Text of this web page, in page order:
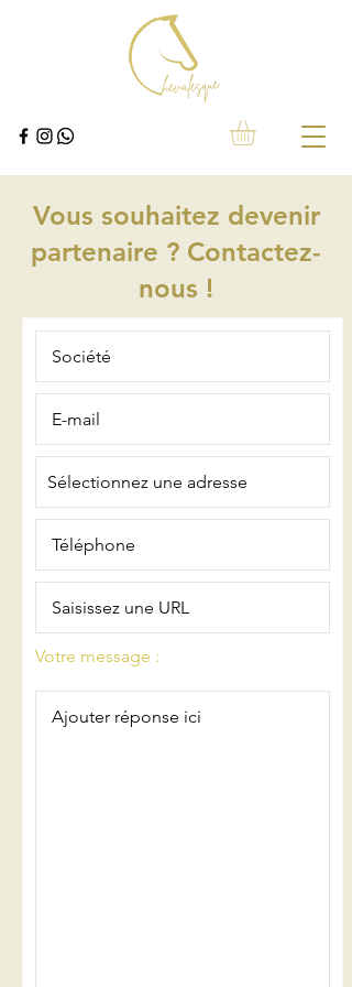
Vous souhaitez devenir
partenaire ? Contactez-
nous !
Votre message :